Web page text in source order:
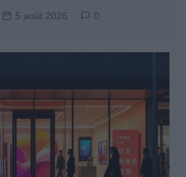
5 août 2026 0